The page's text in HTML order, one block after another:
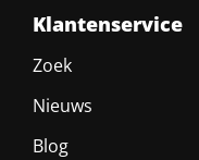
Klantenservice
Zoek
Nieuws
Blog